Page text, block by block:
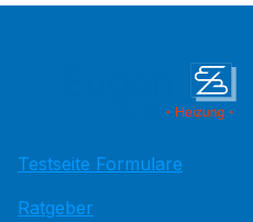
Testseite Formulare
Ratgeber